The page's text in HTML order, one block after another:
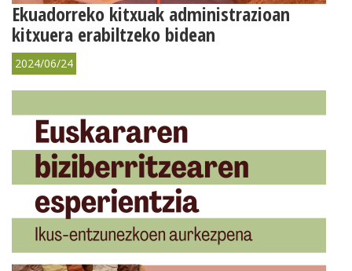
Ekuadorreko kitxuak administrazioan
kitxuera erabiltzeko bidean
2024/06/24